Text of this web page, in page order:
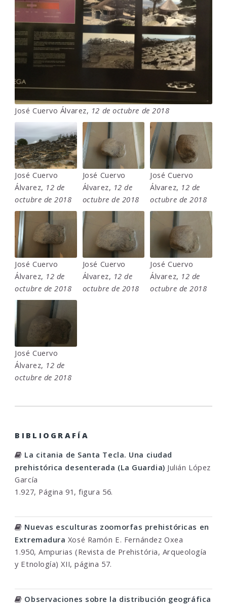
José Cuervo Álvarez, 12 de octubre de 2018
José Cuervo
Álvarez, 12 de
octubre de 2018
José Cuervo
Álvarez, 12 de
octubre de 2018
José Cuervo
Álvarez, 12 de
octubre de 2018
José Cuervo
Álvarez, 12 de
octubre de 2018
José Cuervo
Álvarez, 12 de
octubre de 2018
José Cuervo
Álvarez, 12 de
octubre de 2018
José Cuervo
Álvarez, 12 de
octubre de 2018
BIBLIOGRAFÍA
La citania de Santa Tecla. Una ciudad
prehistórica desenterada (La Guardia) Julián López
García
1.927, Página 91, figura 56.
Nuevas esculturas zoomorfas prehistóricas en
Extremadura Xosé Ramón E. Fernández Oxea
1.950, Ampurias (Revista de Prehistória, Arqueología
y Etnología) XII, página 57.
Observaciones sobre la distribución geográfica